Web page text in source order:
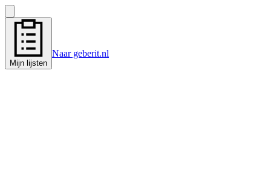
Mijn lijsten
Naar geberit.nl